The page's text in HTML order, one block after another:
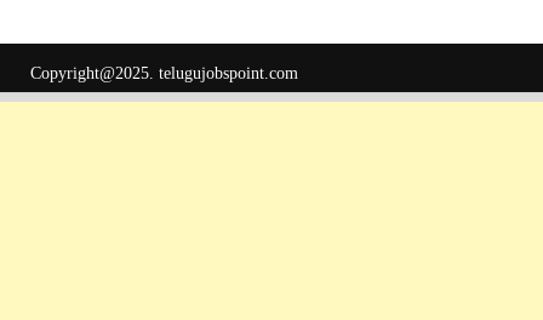
Copyright@2025. telugujobspoint.com